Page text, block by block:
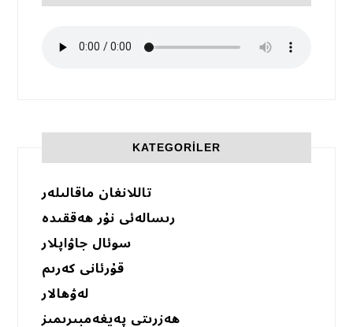
KATEGORILER
تاللانغان ماقالىلەر
رىسالەئى نۇر ھەققىدە
سوئال جاۋاپلار
قۇرئانى كەرىم
لەۋھالار
ھەزرىتى پەيغەمبىرىمىز